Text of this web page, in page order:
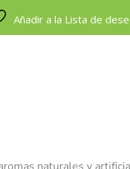
Añadir a la Lista de